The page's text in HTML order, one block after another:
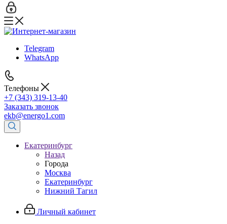
Telegram
WhatsApp
Телефоны
+7 (343) 319-13-40
Заказать звонок
ekb@energo1.com
Екатеринбург
Назад
Города
Москва
Екатеринбург
Нижний Тагил
Личный кабинет